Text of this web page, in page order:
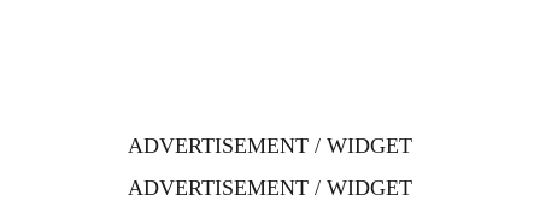
ADVERTISEMENT / WIDGET
ADVERTISEMENT / WIDGET